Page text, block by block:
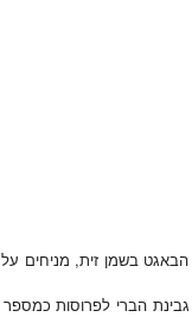
הברי לפרוסות